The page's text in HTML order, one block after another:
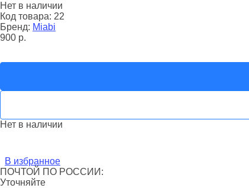
Нет в наличии
Код товара: 22
Бренд: Miabi
900 р.
Нет в наличии
В избранное
ПОЧТОЙ ПО РОССИИ:
Уточняйте